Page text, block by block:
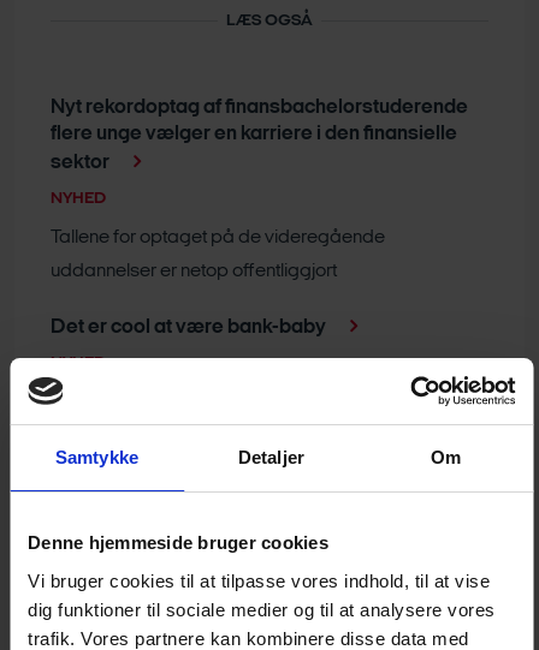
Samtykke Detaljer Om
Denne hjemmeside bruger cookies
Vi bruger cookies til at tilpasse vores indhold, til at vise
dig funktioner til sociale medier og til at analysere vores
trafik. Vores partnere kan kombinere disse data med
LÆS OGSÅ
Nyt rekordoptag af finansbachelorstuderende
flere unge vælger en karriere i den finansielle
sektor
NYHED
Tallene for optaget på de videregående
uddannelser er netop offentliggjort
Det er cool at være bank-baby
NYHED
Fædre med job i pengeinstitutter holder mest barsel,
Tre organisationer på jagt efter mere
NYHED
Tre organisationer samles om at styrke
mulighederne for medfølgende partnere til